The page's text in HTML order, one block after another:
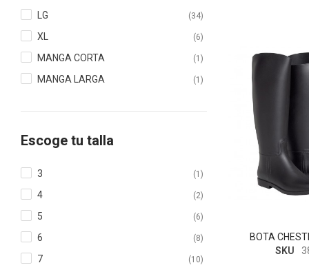
BOTA
SKU
LG (34)
XL (6)
MANGA CORTA (1)
MANGA LARGA (1)
Escoge tu talla
3 (1)
4 (2)
5 (6)
6 (8)
7 (10)